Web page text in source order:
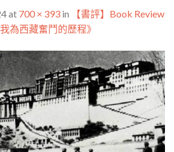
at 700 × 393 in
【書評】Book Review
為西藏奮鬥的歷程》